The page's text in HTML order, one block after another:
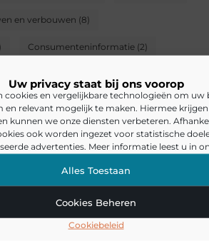
Uw privacy staat bij ons voorop
cookies en vergelijkbare technologieën om uw
en relevant mogelijk te maken. Hiermee
kunnen we onze diensten verbeteren.
ook worden ingezet voor statistische
advertenties. Meer informatie leest u in
Alles Toestaan
Cookies Beheren
Cookiebeleid
en verbouwen (8)
Consumenteninformatie (2)
(5) Design en ontwerp(6)
Duurzaam en gezond wonen
wonen(5) Huisdieren(3)
Koken eten en drinken